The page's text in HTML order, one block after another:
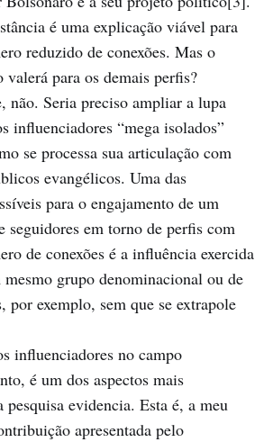
é uma explicação viável para
reduzido de conexões. Mas o
para os demais perfis?
não. Seria preciso ampliar a lupa
influenciadores “mega isolados”
se processa sua articulação com
evangélicos. Uma das
para o engajamento de um
seguidores em torno de perfis com
de conexões é a influência exercida
grupo denominacional ou de
por exemplo, sem que se extrapole
influenciadores no campo
é um dos aspectos mais
pesquisa evidencia. Esta é, a meu
apresentada pelo